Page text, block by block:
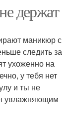
для
держат
маникюр с
следить за
ухоженно на
у тебя нет
и ты не
увлажняющим